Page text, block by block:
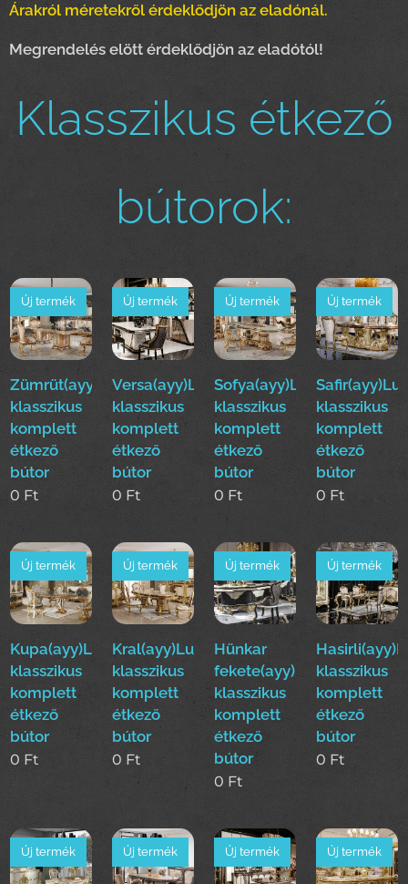
Árakról méretekről érdeklődjön az eladónál.
Megrendelés elött érdeklődjön az eladótól!
Klasszikus étkező
bútorok:
Zümrüt(ayy)Luxus
klasszikus
komplett
étkező
bútor
Új termék
0 Ft
Versa(ayy)Luxus
klasszikus
komplett
étkező
bútor
Új termék
0 Ft
Sofya(ayy)Luxus
klasszikus
komplett
étkező
bútor
Új termék
0 Ft
klasszikus
komplett
étkező
bútor
Új termék
0 Ft
Kupa(ayy)Luxus
klasszikus
komplett
étkező
bútor
Új termék
0 Ft
Kral(ayy)Luxus
klasszikus
komplett
étkező
bútor
Új termék
0 Ft
Hünkar
fekete(ayy)Luxus
klasszikus
komplett
étkező
bútor
Új termék
0 Ft
klasszikus
komplett
étkező
bútor
Új termék
0 Ft
Új termék Új termék Új termék Új termék